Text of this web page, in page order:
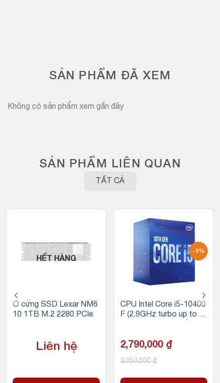
SẢN PHẨM ĐÃ XEM
Không có sản phẩm xem gần đây
SẢN PHẨM LIÊN QUAN
TẤT CẢ
HẾT HÀNG
Ổ cứng SSD Lexar NM6
10 1TB M.2 2280 PCIe
Liên hệ
-9%
CPU Intel Core i5-10400
F (2.9GHz turbo up to 4.
ket Intel LGA 1200
2,790,000 ₫
3,050,000₫